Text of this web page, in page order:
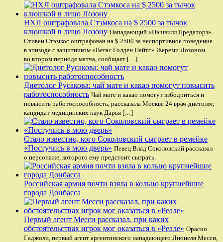
НХЛ оштрафовала Стэмкоса на $ 2500 за тычок
клюшкой в лицо Лозону Нападающий «Нэшвилл Предаторз»
Стивен Стэмкос оштрафован на $ 2500 за неспортивное поведение
в эпизоде с защитником «Вегас Голден Найтс» Жереми Лозоном
во втором периоде матча, сообщает […]
Диетолог Русакова: чай мате и какао помогут повысить
работоспособность Чай мате и какао помогут взбодриться и
повысить работоспособность, рассказала Москве 24 врач-диетолог,
кандидат медицинских наук Дарья […]
Стало известно, кого Соколовский сыграет в ремейке
«Постучись в мою дверь» Певец Влад Соколовский рассказал
о персонаже, которого ему предстоит сыграть.
Российская армия почти взяла в кольцо крупнейшие
города Донбасса
Первый агент Месси рассказал, при каких
обстоятельствах игрок мог оказаться в «Реале» Орасио
Гаджоли, первый агент аргентинского нападающего Лионеля Месси,